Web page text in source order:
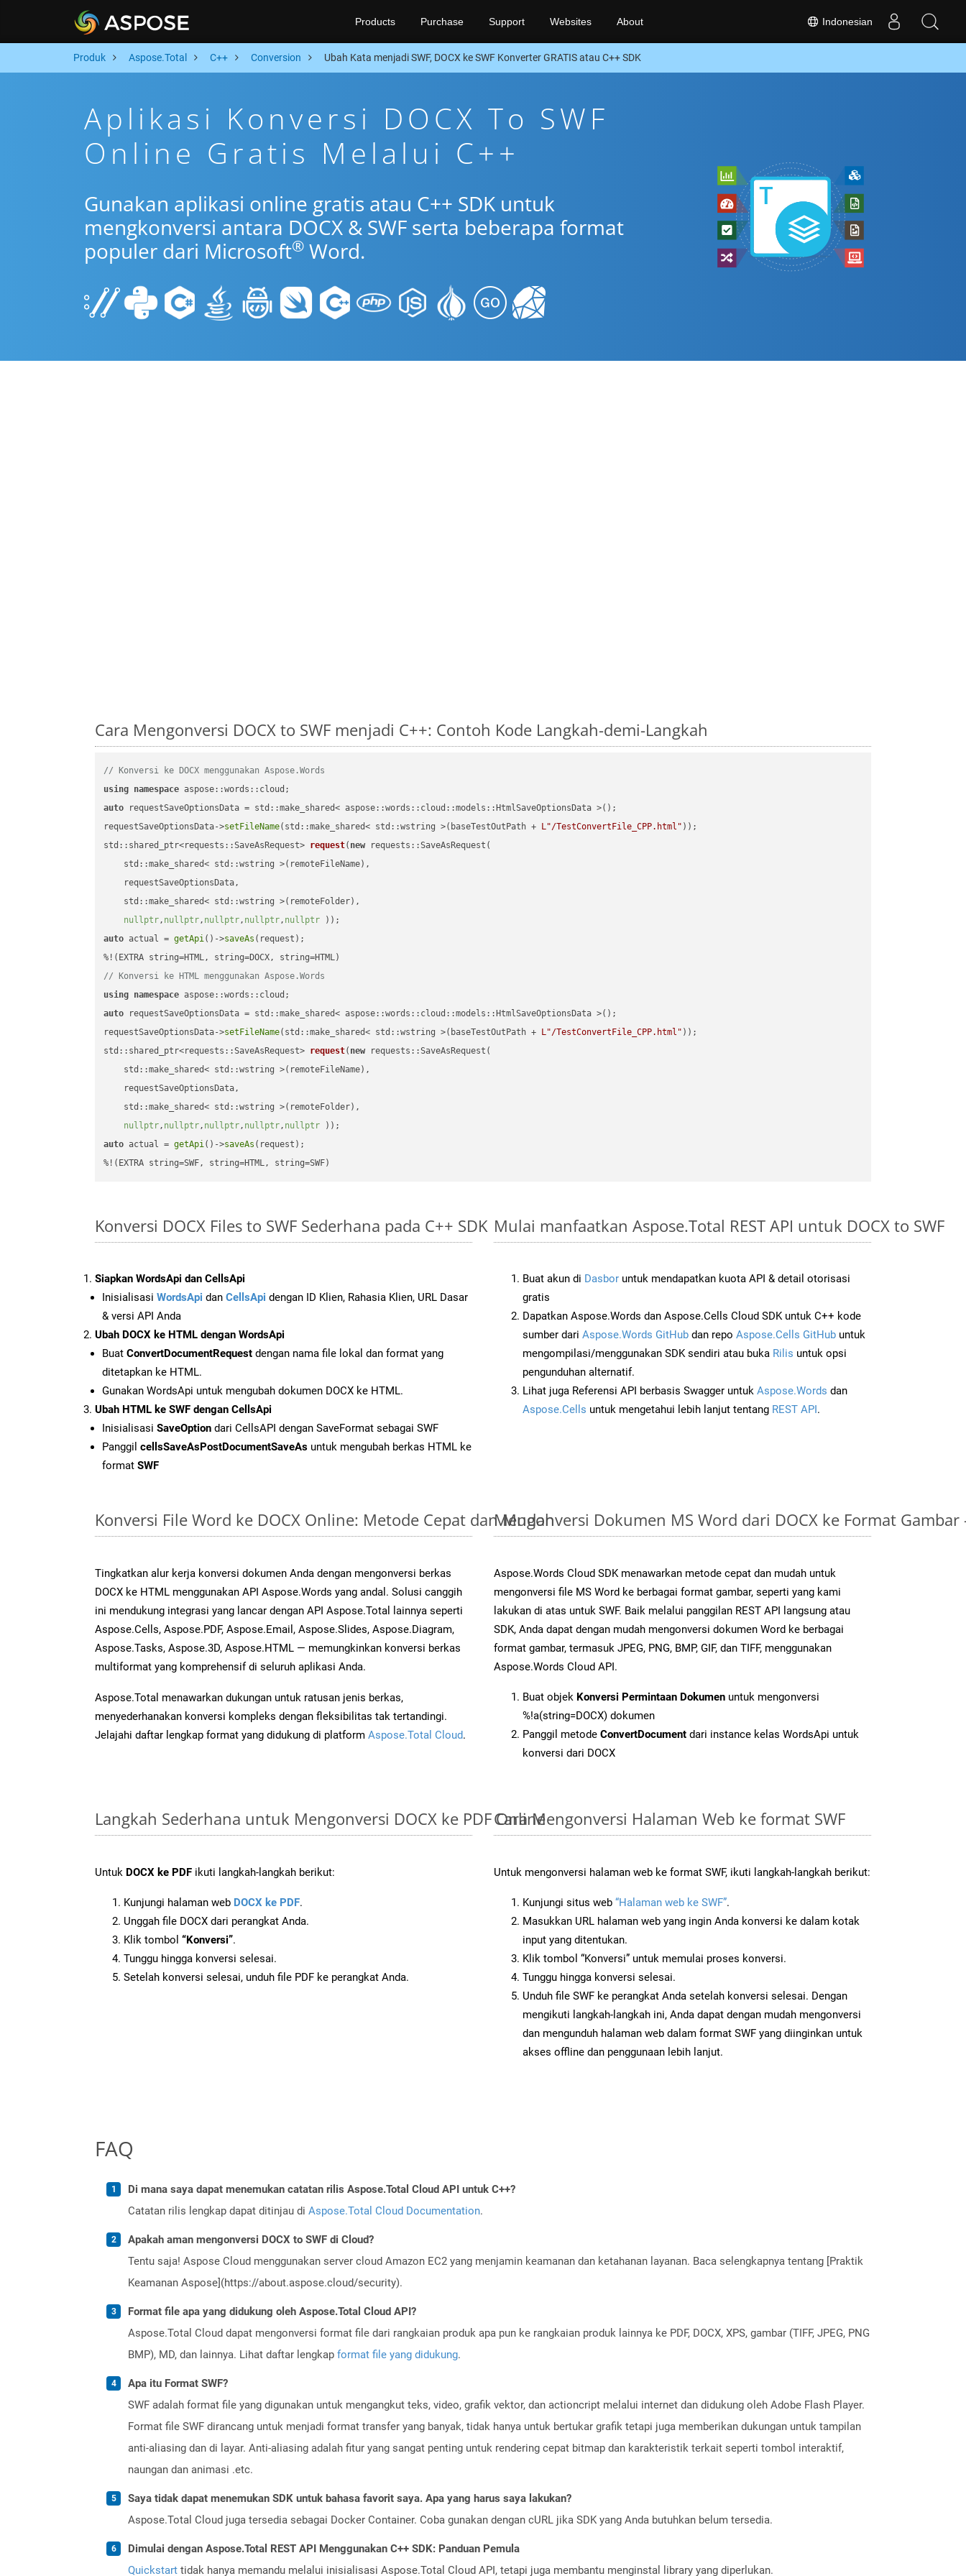
Indonesian
Products Purchase Support Websites About
Produk Aspose.Total C++ Conversion Ubah Kata menjadi SWF, DOCX ke SWF Konverter GRATIS atau C++ SDK
Aplikasi Konversi DOCX To SWF
Online Gratis Melalui C++
Gunakan aplikasi online gratis atau C++ SDK untuk
mengkonversi antara DOCX & SWF serta beberapa format
populer dari Microsoft® Word.
Cara Mengonversi DOCX to SWF menjadi C++: Contoh Kode Langkah-demi-Langkah
// Konversi ke DOCX menggunakan Aspose.Words
using namespace
auto requestSaveOptionsData = std::make_shared< aspose::words::cloud::models::HtmlSaveOptionsData >();
requestSaveOptionsData->setFileName(std::make_shared< std::wstring >(baseTestOutPath + L"/TestConvertFile_CPP.html"
std::shared_ptr<requests::SaveAsRequest> request( new requests::SaveAsRequest(
    std::make_shared< std::wstring >(remoteFileName),
    requestSaveOptionsData,
    std::make_shared< std::wstring >(remoteFolder),
nullptr, nullptr, nullptr, nullptr, nullptr ))
auto actual = getApi()->saveAs (request);
// Konversi ke HTML menggunakan Aspose.Words
using namespace
auto requestSaveOptionsData = std::make_shared< aspose::words::cloud::models::HtmlSaveOptionsData >();
requestSaveOptionsData->setFileName(std::make_shared< std::wstring >(baseTestOutPath + L"/TestConvertFile_CPP.html"
std::shared_ptr<requests::SaveAsRequest> request( new requests::SaveAsRequest(
    std::make_shared< std::wstring >(remoteFileName),
    requestSaveOptionsData,
    std::make_shared< std::wstring >(remoteFolder),
nullptr, nullptr, nullptr, nullptr, nullptr ))
auto actual = getApi()->saveAs (request);
%!(EXTRA string=SWF, string=HTML, string=SWF)
Konversi DOCX Files to SWF Sederhana pada C++ SDK
Siapkan WordsApi dan CellsApi
Inisialisasi WordsApi dan CellsApi dengan ID Klien, Rahasia Klien, URL Dasar
& versi API Anda
Ubah DOCX ke HTML dengan WordsApi
Buat ConvertDocumentRequest dengan nama file lokal dan format yang
ditetapkan ke HTML.
Gunakan WordsApi untuk mengubah dokumen DOCX ke HTML.
Ubah HTML ke SWF dengan CellsApi
Inisialisasi SaveOption dari CellsAPI dengan SaveFormat sebagai SWF
Panggil cellsSaveAsPostDocumentSaveAs untuk mengubah berkas HTML ke
format SWF
Mulai manfaatkan Aspose.Total REST API untuk DOCX to SWF
Buat akun di Dasbor untuk mendapatkan kuota API & detail otorisasi
gratis
Dapatkan Aspose.Words dan Aspose.Cells Cloud SDK untuk C++ kode
sumber dari Aspose.Words GitHub dan repo Aspose.Cells GitHub untuk
mengompilasi/menggunakan SDK sendiri atau buka Rilis untuk opsi
pengunduhan alternatif.
Lihat juga Referensi API berbasis Swagger untuk Aspose.Words dan
Aspose.Cells untuk mengetahui lebih lanjut tentang REST API.
Konversi File Word ke DOCX Online: Metode Cepat dan Mudah
Tingkatkan alur kerja konversi dokumen Anda dengan mengonversi berkas
DOCX ke HTML menggunakan API Aspose.Words yang andal. Solusi canggih
ini mendukung integrasi yang lancar dengan API Aspose.Total lainnya seperti
Aspose.Cells, Aspose.PDF, Aspose.Email, Aspose.Slides, Aspose.Diagram,
Aspose.Tasks, Aspose.3D, Aspose.HTML — memungkinkan konversi berkas
multiformat yang komprehensif di seluruh aplikasi Anda.
Aspose.Total menawarkan dukungan untuk ratusan jenis berkas,
menyederhanakan konversi kompleks dengan fleksibilitas tak tertandingi.
Jelajahi daftar lengkap format yang didukung di platform Aspose.Total Cloud.
Mengonversi Dokumen MS Word dari DOCX ke Format
Aspose.Words Cloud SDK menawarkan metode cepat dan mudah untuk
mengonversi file MS Word ke berbagai format gambar, seperti yang kami
lakukan di atas untuk SWF. Baik melalui panggilan REST API langsung atau
SDK, Anda dapat dengan mudah mengonversi dokumen Word ke berbagai
format gambar, termasuk JPEG, PNG, BMP, GIF, dan TIFF, menggunakan
Aspose.Words Cloud API.
Buat objek Konversi Permintaan Dokumen untuk mengonversi
%!a(string=DOCX) dokumen
Panggil metode ConvertDocument dari instance kelas WordsApi untuk
konversi dari DOCX
Langkah Sederhana untuk Mengonversi DOCX ke PDF Online
Untuk DOCX ke PDF ikuti langkah-langkah berikut:
Kunjungi halaman web DOCX ke PDF.
Unggah file DOCX dari perangkat Anda.
Klik tombol “Konversi”.
Tunggu hingga konversi selesai.
Setelah konversi selesai, unduh file PDF ke perangkat Anda.
Cara Mengonversi Halaman Web ke format SWF
Untuk mengonversi halaman web ke format SWF, ikuti langkah-langkah berikut:
Kunjungi situs web “Halaman web ke SWF”.
Masukkan URL halaman web yang ingin Anda konversi ke dalam kotak
input yang ditentukan.
Klik tombol “Konversi” untuk memulai proses konversi.
Tunggu hingga konversi selesai.
Unduh file SWF ke perangkat Anda setelah konversi selesai. Dengan
mengikuti langkah-langkah ini, Anda dapat dengan mudah mengonversi
dan mengunduh halaman web dalam format SWF yang diinginkan untuk
akses offline dan penggunaan lebih lanjut.
FAQ
Di mana saya dapat menemukan catatan rilis Aspose.Total Cloud API untuk C++?
Catatan rilis lengkap dapat ditinjau di Aspose.Total Cloud Documentation.
Apakah aman mengonversi DOCX to SWF di Cloud?
Tentu saja! Aspose Cloud menggunakan server cloud Amazon EC2 yang menjamin keamanan dan ketahanan layanan. Baca selengkapnya tentang [Praktik
Keamanan Aspose](https://about.aspose.cloud/security).
Format file apa yang didukung oleh Aspose.Total Cloud API?
Aspose.Total Cloud dapat mengonversi format file dari rangkaian produk apa pun ke rangkaian produk lainnya ke PDF, DOCX, XPS, gambar (TIFF, JPEG, PNG
BMP), MD, dan lainnya. Lihat daftar lengkap format file yang didukung.
Apa itu Format SWF?
SWF adalah format file yang digunakan untuk mengangkut teks, video, grafik vektor, dan actioncript melalui internet dan didukung oleh Adobe Flash Player.
Format file SWF dirancang untuk menjadi format transfer yang banyak, tidak hanya untuk bertukar grafik tetapi juga memberikan dukungan untuk tampilan
anti-aliasing dan di layar. Anti-aliasing adalah fitur yang sangat penting untuk rendering cepat bitmap dan karakteristik terkait seperti tombol interaktif,
naungan dan animasi .etc.
Saya tidak dapat menemukan SDK untuk bahasa favorit saya. Apa yang harus saya lakukan?
Aspose.Total Cloud juga tersedia sebagai Docker Container. Coba gunakan dengan cURL jika SDK yang Anda butuhkan belum tersedia.
Dimulai dengan Aspose.Total REST API Menggunakan C++ SDK: Panduan Pemula
Quickstart tidak hanya memandu melalui inisialisasi Aspose.Total Cloud API, tetapi juga membantu menginstal library yang diperlukan.